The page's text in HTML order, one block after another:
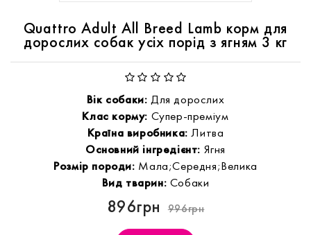
Quattro Adult All Breed Lamb корм для
дорослих собак усіх порід з ягням 3 кг
Вік собаки: Для дорослих
Клас корму: Супер-преміум
Країна виробника: Литва
Основний інгредієнт: Ягня
Розмір породи: Мала;Середня;Велика
Вид тварин: Собаки
896грн 996грн